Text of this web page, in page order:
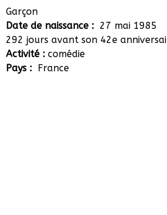
Jérôme Hardelay
Garçon
Date de naissance : 27 mai 1985
292 jours avant son 42e
Activité : comédie
Pays : France